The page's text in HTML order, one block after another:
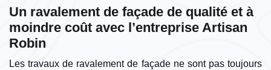
Un ravalement de façade de qualité et à
moindre coût avec l’entreprise Artisan
Robin
Les travaux de ravalement de façade ne sont pas toujours